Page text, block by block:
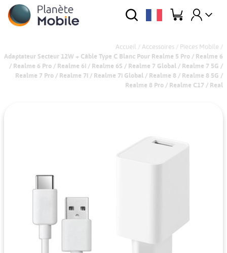
Accueil / Accessoires / Pieces Mobile /
Adaptateur Secteur 12W + Câble Type C Blanc Pour Realme 5 Pro / Realme 6
/ Realme 6 Pro / Realme 6i / Realme 6S / Realme 7 Global / Realme 7 5G /
Realme 7 Pro / Realme 7i / Realme 7i Global / Realme 8 / Realme 8 5G /
Realme 8 Pro / Realme C17 / Real